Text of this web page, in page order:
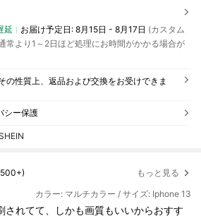
延 お届け予定日: 8月15日 - 8月17日 (カスタム
常より1～2日ほど処理にお時間がかかる場合が
の性質上、返品および交換をお受けできま
シー保護
もっと見る
カラー: マルチカラー / サイズ: Iphone 13
されてて、しかも画質もいいからおすす